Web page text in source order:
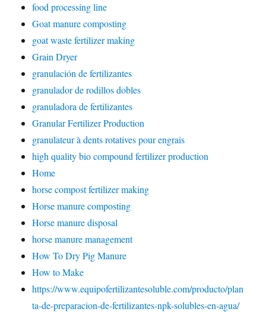
food processing line
Goat manure composting
goat waste fertilizer making
Grain Dryer
granulación de fertilizantes
granulador de rodillos dobles
granuladora de fertilizantes
Granular Fertilizer Production
granulateur à dents rotatives pour engrais
high quality bio compound fertilizer production
Home
horse compost fertilizer making
Horse manure composting
Horse manure disposal
horse manure management
How To Dry Pig Manure
How to Make
https://www.equipofertilizantesoluble.com/producto/plan
ta-de-preparacion-de-fertilizantes-npk-solubles-en-agua/